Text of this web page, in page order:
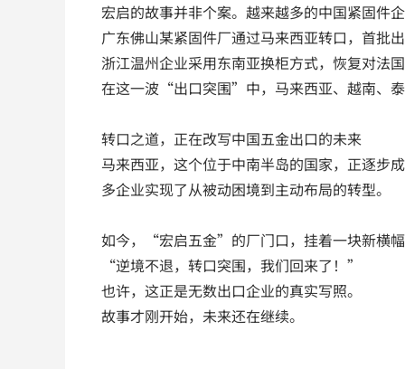
宏启的故事并非个案。越来越多的中国紧固件
广东佛山某紧固件厂通过马来西亚转口，首批
浙江温州企业采用东南亚换柜方式，恢复对法
在这一波“出口突围”中，马来西亚、越南、
转口之道，正在改写中国五金出口的未来
马来西亚，这个位于中南半岛的国家，正逐
多企业实现了从被动困境到主动布局的转型。
如今，“宏启五金”的厂门口，挂着一块新横
“逆境不退，转口突围，我们回来了！”
也许，这正是无数出口企业的真实写照。
故事才刚开始，未来还在继续。